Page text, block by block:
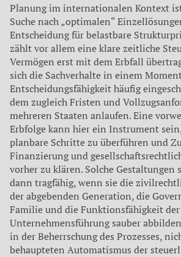
Planung im internationalen Kontext
Suche nach „optimalen“
Entscheidung für belastbare
zählt vor allem eine klare zeitliche
Vermögen erst mit dem Erbfall
sich die Sachverhalte in einem
Entscheidungsfähigkeit häufig
dem zugleich Fristen und
mehreren Staaten anlaufen. Eine
Erbfolge kann hier ein Instrument
planbare Schritte zu überführen und
Finanzierung und
vorher zu klären. Solche Gestaltungen
dann tragfähig, wenn sie die
der abgebenden Generation, die
Familie und die Funktionsfähigkeit der
Unternehmensführung sauber
in der Beherrschung des Prozesses,
behaupteten Automatismus der